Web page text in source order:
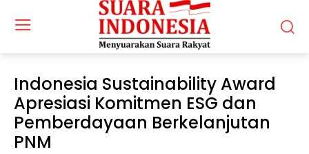
Indonesia Sustainability Award
Apresiasi Komitmen ESG dan
Pemberdayaan Berkelanjutan
PNM